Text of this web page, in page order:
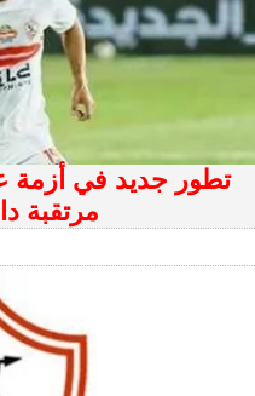
تطور جديد في أزمة
مرتقبة